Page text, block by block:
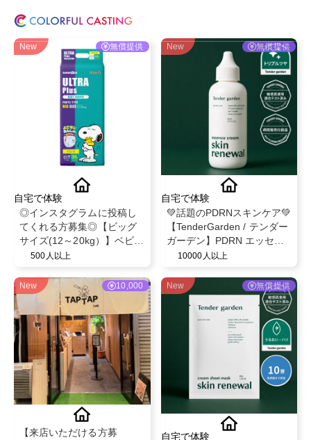
New 無償提供
自宅で体験
◎インスタグラムに投稿し
てくれる方募集◎【ビッグ
サイズ(12～20kg）】ベビー
ザらス限定！ベビー紙おむ
イン◎ベビー育児用品◎
500人以上
New 無償提供
自宅で体験
💚話題のPDRNスキンケア💚
【TenderGarden / テンダー
ガーデン】PDRN エッセン
スクリーム 80ml モニター募
10000人以上
New 10,000
【来店いただける方募
New 無償提供
自宅で体験